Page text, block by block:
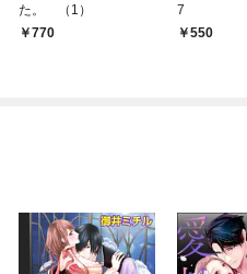
た。 （1）
770
7
550